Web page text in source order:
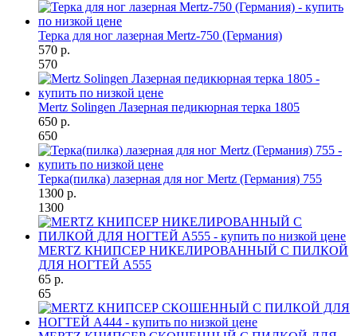
Терка для ног лазерная Mertz-750 (Германия)
570 р.
570
Mertz Solingen Лазерная педикюрная терка 1805
650 р.
650
Терка(пилка) лазерная для ног Mertz (Германия) 755
1300 р.
1300
MERTZ КНИПСЕР НИКЕЛИРОВАННЫЙ С ПИЛКОЙ
ДЛЯ НОГТЕЙ A555
65 р.
65